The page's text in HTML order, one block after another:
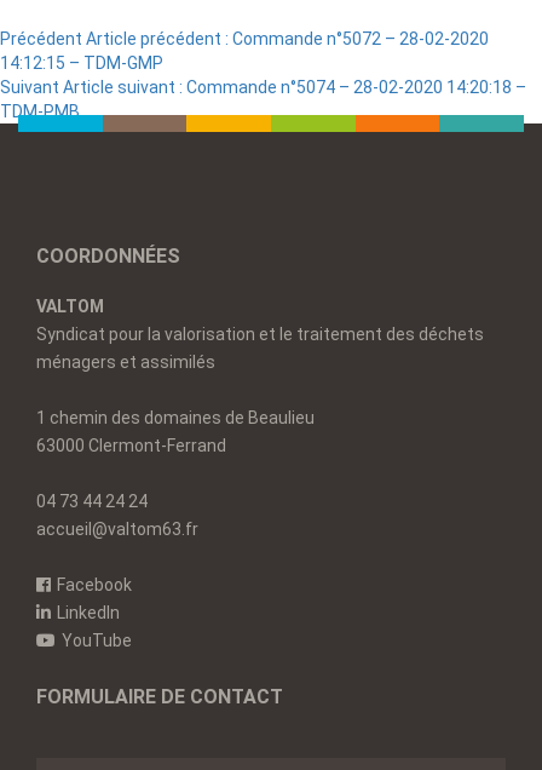
Précédent Article précédent : Commande n°5072 – 28-02-2020
14:12:15 – TDM-GMP
Suivant Article suivant : Commande n°5074 – 28-02-2020 14:20:18 –
TDM-PMB
COORDONNÉES
VALTOM
Syndicat pour la valorisation et le traitement des déchets
ménagers et assimilés
1 chemin des domaines de Beaulieu
63000 Clermont-Ferrand
04 73 44 24 24
accueil@valtom63.fr
Facebook
LinkedIn
YouTube
FORMULAIRE DE CONTACT